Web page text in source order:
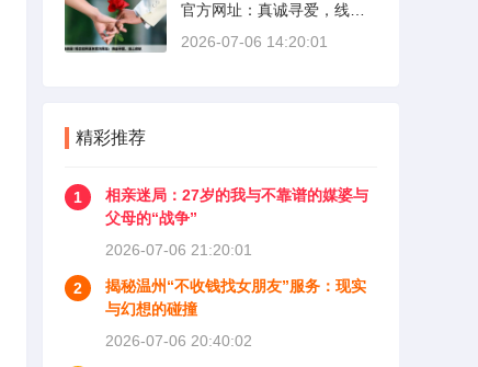
官方网址：真诚寻爱，线上
启航
2026-07-06 14:20:01
精彩推荐
1
相亲迷局：27岁的我与不靠谱的媒婆与
父母的“战争”
2026-07-06 21:20:01
2
揭秘温州“不收钱找女朋友”服务：现实
与幻想的碰撞
2026-07-06 20:40:02